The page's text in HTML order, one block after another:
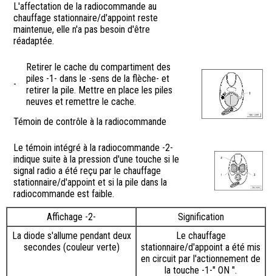
L'affectation de la radiocommande au
chauffage stationnaire/d'appoint reste
maintenue, elle n'a pas besoin d'être
réadaptée.
-
Retirer le cache du compartiment des
piles -1- dans le -sens de la flèche- et
retirer la pile. Mettre en place les piles
neuves et remettre le cache.
Témoin de contrôle à la radiocommande
Le témoin intégré à la radiocommande -2-
indique suite à la pression d'une touche si le
signal radio a été reçu par le chauffage
stationnaire/d'appoint et si la pile dans la
radiocommande est faible.
Affichage -2-
Signification
La diode s'allume pendant deux
secondes (couleur verte)
Le chauffage
stationnaire/d'appoint a été mis
en circuit par l'actionnement de
la touche -1-" ON ".